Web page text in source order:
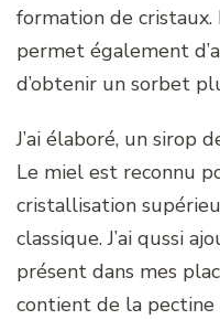
formation de cristaux.
permet également
d’obtenir un sorbet
J’ai élaboré, un sirop
Le miel est reconnu
cristallisation
classique. J’ai qussi
présent dans mes
contient de la